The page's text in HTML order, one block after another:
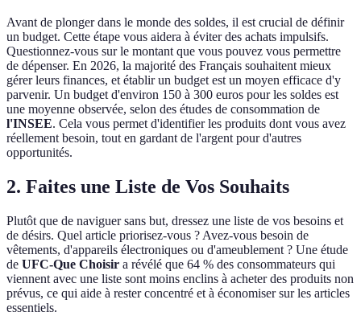
Avant de plonger dans le monde des soldes, il est crucial de définir
un budget. Cette étape vous aidera à éviter des achats impulsifs.
Questionnez-vous sur le montant que vous pouvez vous permettre
de dépenser. En 2026, la majorité des Français souhaitent mieux
gérer leurs finances, et établir un budget est un moyen efficace d'y
parvenir. Un budget d'environ 150 à 300 euros pour les soldes est
une moyenne observée, selon des études de consommation de
l'INSEE. Cela vous permet d'identifier les produits dont vous avez
réellement besoin, tout en gardant de l'argent pour d'autres
opportunités.
2. Faites une Liste de Vos Souhaits
Plutôt que de naviguer sans but, dressez une liste de vos besoins et
de désirs. Quel article priorisez-vous ? Avez-vous besoin de
vêtements, d'appareils électroniques ou d'ameublement ? Une étude
de UFC-Que Choisir a révélé que 64 % des consommateurs qui
viennent avec une liste sont moins enclins à acheter des produits non
prévus, ce qui aide à rester concentré et à économiser sur les articles
essentiels.